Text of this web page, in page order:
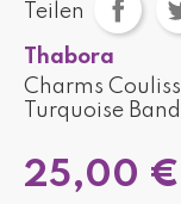
Teilen
Thabora
Charms
Turquoise
25,00 €